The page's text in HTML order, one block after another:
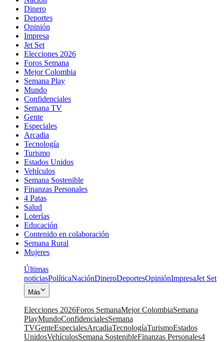
Dinero
Deportes
Opinión
Impresa
Jet Set
Elecciones 2026
Foros Semana
Mejor Colombia
Semana Play
Mundo
Confidenciales
Semana TV
Gente
Especiales
Arcadia
Tecnología
Turismo
Estados Unidos
Vehículos
Semana Sostenible
Finanzas Personales
4 Patas
Salud
Loterías
Educación
Contenido en colaboración
Semana Rural
Mujeres
Últimas
noticiasPolíticaNaciónDineroDeportesOpiniónImpresaJet Set
Más
Elecciones 2026Foros SemanaMejor ColombiaSemana
PlayMundoConfidencialesSemana
TVGenteEspecialesArcadiaTecnologíaTurismoEstados
UnidosVehículosSemana SostenibleFinanzas Personales4